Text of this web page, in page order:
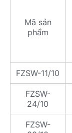
Mã sản
phẩm
FZSW-11/10
FZSW-
24/10
FZSW-